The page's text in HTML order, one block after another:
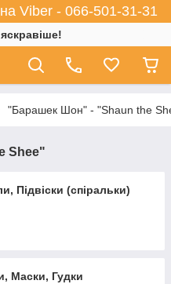
Viber - 066-501-31-31
"Барашек Шон" - "Shaun the
Shee"
Підвіски (спіральки)
Маски, Гудки